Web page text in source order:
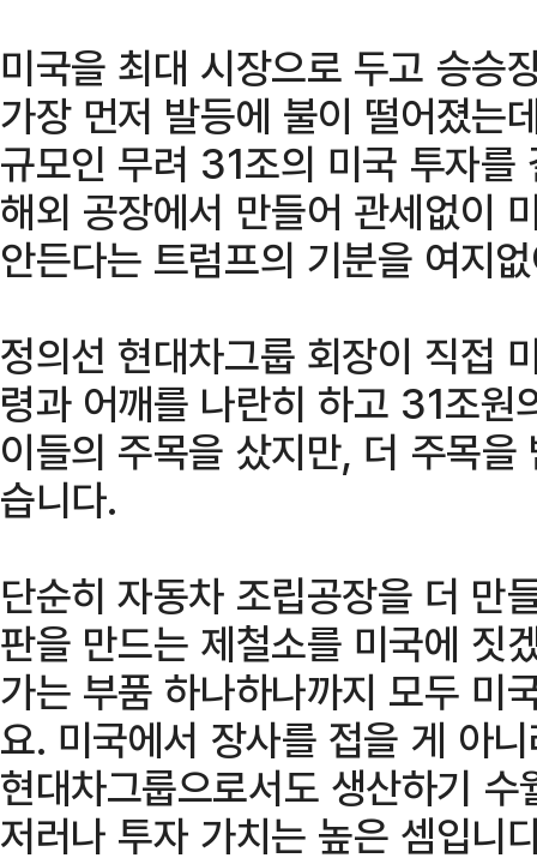
미국을 최대 시장으로 두고 승승
가장 먼저 발등에 불이 떨어졌는
규모인 무려 31조의 미국 투자를
해외 공장에서 만들어 관세없이
안든다는 트럼프의 기분을 여지
정의선 현대차그룹 회장이 직접
령과 어깨를 나란히 하고 31조원
이들의 주목을 샀지만, 더 주목
습니다.
단순히 자동차 조립공장을 더 만
판을 만드는 제철소를 미국에 짓
가는 부품 하나하나까지 모두 미
요. 미국에서 장사를 접을 게 아
현대차그룹으로서도 생산하기
저러나 투자 가치는 높은 셈입니